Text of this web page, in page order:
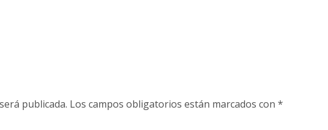
publicada. Los campos obligatorios están marcados con *